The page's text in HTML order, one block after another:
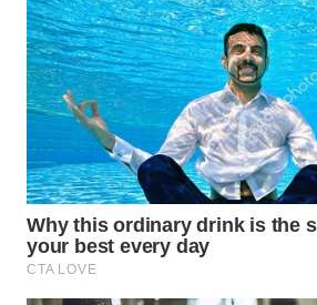
KARAWANG
WN
BEKASI
WN
BOGOR
WN
DEPOK